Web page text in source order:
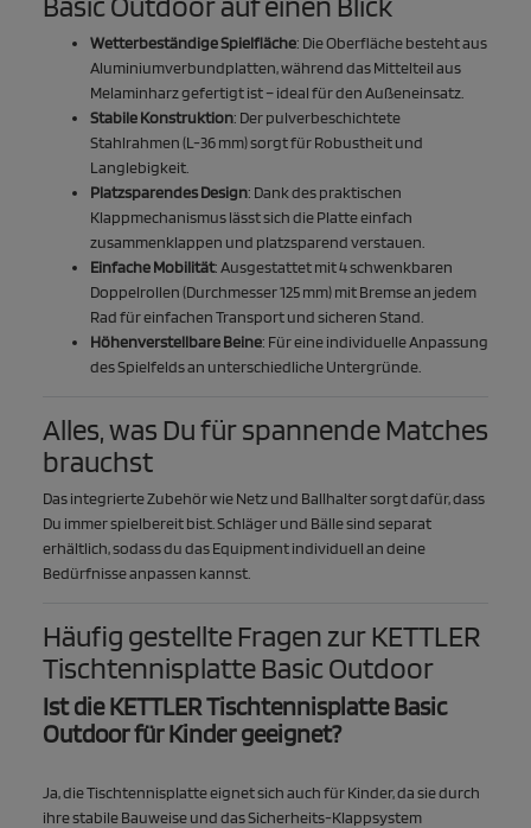
Wetterbeständige Spielfläche: Die Oberfläche besteht aus
Aluminiumverbundplatten, während das Mittelteil aus
Melaminharz gefertigt ist – ideal für den Außeneinsatz.
Stabile Konstruktion: Der pulverbeschichtete
Stahlrahmen (L-36 mm) sorgt für Robustheit und
Langlebigkeit.
Platzsparendes Design: Dank des praktischen
Klappmechanismus lässt sich die Platte einfach
zusammenklappen und platzsparend verstauen.
Einfache Mobilität: Ausgestattet mit 4 schwenkbaren
Doppelrollen (Durchmesser 125 mm) mit Bremse an jedem
Rad für einfachen Transport und sicheren Stand.
Höhenverstellbare Beine: Für eine individuelle Anpassung
des Spielfelds an unterschiedliche Untergründe.
Alles, was Du für spannende Matches
brauchst
Das integrierte Zubehör wie Netz und Ballhalter sorgt dafür, dass
Du immer spielbereit bist. Schlägerund Bällesind separat
erhältlich, sodass du das Equipment individuell an deine
Bedürfnisse anpassen kannst.
Häufig gestellte Fragen zur KETTLER
Tischtennisplatte Basic Outdoor
Ist die KETTLER Tischtennisplatte Basic
Outdoor für Kinder geeignet?
Ja, die Tischtennisplatte eignet sich auch für Kinder, da sie durch
ihre stabile Bauweise und das Sicherheits-Klappsystem